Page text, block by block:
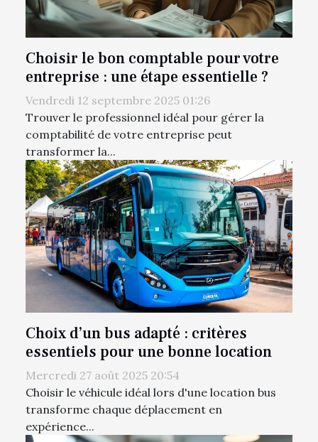
Choisir le bon comptable pour votre
entreprise : une étape essentielle ?
Vendredi 12 septembre 2025 01:26
Trouver le professionnel idéal pour gérer la
comptabilité de votre entreprise peut
transformer la...
Choix d’un bus adapté : critères
essentiels pour une bonne location
Mercredi 27 août 2025 20:54
Choisir le véhicule idéal lors d'une location bus
transforme chaque déplacement en
expérience...